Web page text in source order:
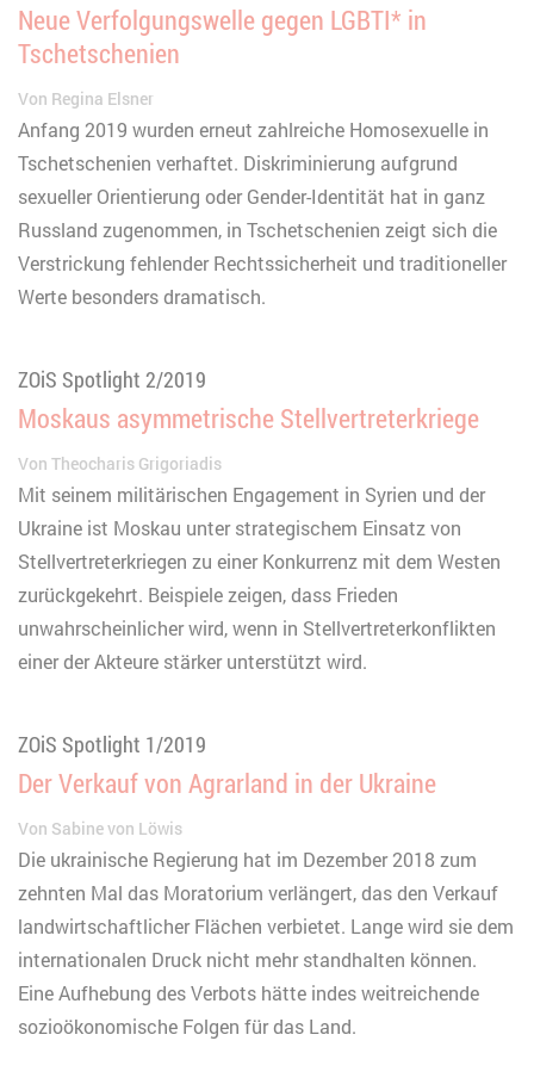
Neue Verfolgungswelle gegen LGBTI* in
Tschetschenien
Von Regina Elsner
Anfang 2019 wurden erneut zahlreiche Homosexuelle in
Tschetschenien verhaftet. Diskriminierung aufgrund
sexueller Orientierung oder Gender-Identität hat in ganz
Russland zugenommen, in Tschetschenien zeigt sich die
Verstrickung fehlender Rechtssicherheit und traditioneller
Werte besonders dramatisch.
ZOiS Spotlight 2/2019
Moskaus asymmetrische Stellvertreterkriege
Von Theocharis Grigoriadis
Mit seinem militärischen Engagement in Syrien und der
Ukraine ist Moskau unter strategischem Einsatz von
Stellvertreterkriegen zu einer Konkurrenz mit dem Westen
zurückgekehrt. Beispiele zeigen, dass Frieden
unwahrscheinlicher wird, wenn in Stellvertreterkonflikten
einer der Akteure stärker unterstützt wird.
ZOiS Spotlight 1/2019
Der Verkauf von Agrarland in der Ukraine
Von Sabine von Löwis
Die ukrainische Regierung hat im Dezember 2018 zum
zehnten Mal das Moratorium verlängert, das den Verkauf
landwirtschaftlicher Flächen verbietet. Lange wird sie dem
internationalen Druck nicht mehr standhalten können.
Eine Aufhebung des Verbots hätte indes weitreichende
sozioökonomische Folgen für das Land.